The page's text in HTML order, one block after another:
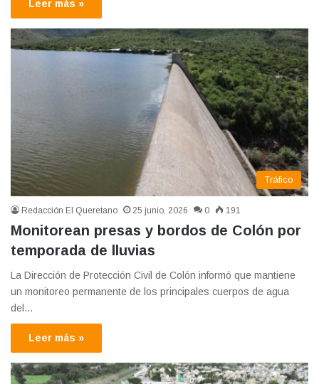
Leer más »
Tráfico
Redacción El Queretano 25 junio, 2026 0 191
Monitorean presas y bordos de Colón por
temporada de lluvias
La Dirección de Protección Civil de Colón informó que mantiene
un monitoreo permanente de los principales cuerpos de agua
del…
Leer más »